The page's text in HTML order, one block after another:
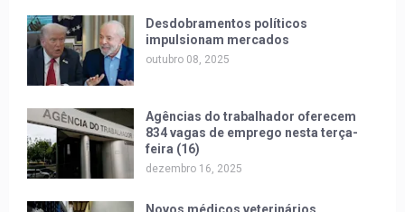
Desdobramentos políticos
impulsionam mercados
outubro 08, 2025
Agências do trabalhador oferecem
834 vagas de emprego nesta terça-
feira (16)
dezembro 16, 2025